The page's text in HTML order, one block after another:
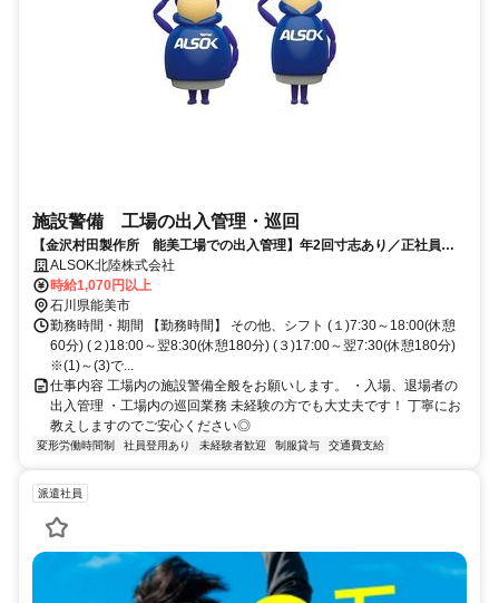
施設警備 工場の出入管理・巡回
【金沢村田製作所 能美工場での出入管理】年2回寸志あり／正社員登
用あり
ALSOK北陸株式会社
時給1,070円以上
石川県能美市
勤務時間・期間 【勤務時間】 その他、シフト (１)7:30～18:00(休憩
60分) (２)18:00～翌8:30(休憩180分) (３)17:00～翌7:30(休憩180分)
※(1)～(3)で...
仕事内容 工場内の施設警備全般をお願いします。 ・入場、退場者の
出入管理 ・工場内の巡回業務 未経験の方でも大丈夫です！ 丁寧にお
教えしますのでご安心ください◎
変形労働時間制 社員登用あり 未経験者歓迎 制服貸与 交通費支給
派遣社員